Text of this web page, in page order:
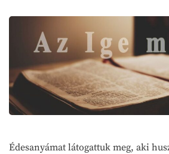
Édesanyámat látogattuk meg, aki